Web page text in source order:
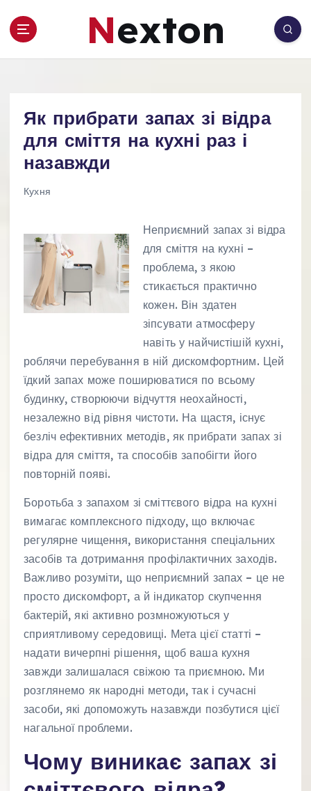
Nexton
Як прибрати запах зі відра
для сміття на кухні раз і
назавжди
Кухня
Неприємний запах зі відра
для сміття на кухні –
проблема, з якою
стикається практично
кожен. Він здатен
зіпсувати атмосферу
навіть у найчистішій кухні,
роблячи перебування в ній дискомфортним. Цей
їдкий запах може поширюватися по всьому
будинку, створюючи відчуття неохайності,
незалежно від рівня чистоти. На щастя, існує
безліч ефективних методів, як прибрати запах зі
відра для сміття, та способів запобігти його
повторній появі.
Боротьба з запахом зі сміттєвого відра на кухні
вимагає комплексного підходу, що включає
регулярне чищення, використання спеціальних
засобів та дотримання профілактичних заходів.
Важливо розуміти, що неприємний запах – це не
просто дискомфорт, а й індикатор скупчення
бактерій, які активно розмножуються у
сприятливому середовищі. Мета цієї статті –
надати вичерпні рішення, щоб ваша кухня
завжди залишалася свіжою та приємною. Ми
розглянемо як народні методи, так і сучасні
засоби, які допоможуть назавжди позбутися цієї
нагальної проблеми.
Чому виникає запах зі